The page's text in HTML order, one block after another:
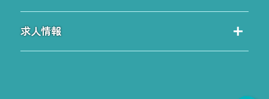
歯列矯正Q&A
インプラント
求人情報